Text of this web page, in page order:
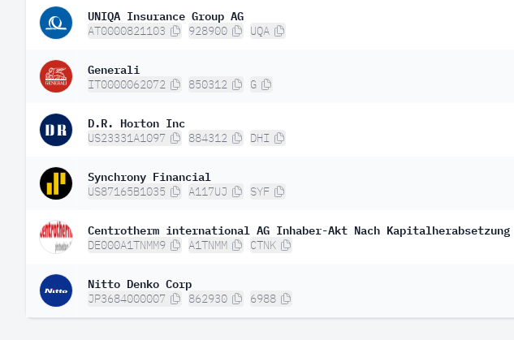
UNIQA Insurance Group AG
AT0000821103 928900 UQA
Generali
IT0000062072 850312 G
D.R. Horton Inc
US23331A1097 884312 DHI
Synchrony Financial
US87165B1035 A117UJ SYF
Centrotherm international AG Inhaber-Akt Nach Kapitalherabsetzung
DE000A1TNMM9 A1TNMM CTNK
Nitto Denko Corp
JP3684000007 862930 6988